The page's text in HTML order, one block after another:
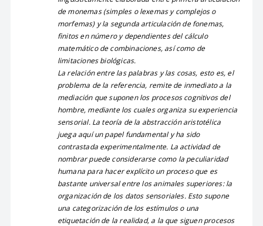
de monemas (simples o lexemas y complejos o
morfemas) y la segunda articulación de fonemas,
finitos en número y dependientes del cálculo
matemático de combinaciones, así como de
limitaciones biológicas.
La relación entre las palabras y las cosas, esto es, el
problema de la referencia, remite de inmediato a la
mediación que suponen los procesos cognitivos del
hombre, mediante los cuales organiza su experiencia
sensorial. La teoría de la abstracción aristotélica
juega aquí un papel fundamental y ha sido
contrastada experimentalmente. La actividad de
nombrar puede considerarse como la peculiaridad
humana para hacer explícito un proceso que es
bastante universal entre los animales superiores: la
organización de los datos sensoriales. Esto supone
una categorización de los estímulos o una
etiquetación de la realidad, a la que siguen procesos